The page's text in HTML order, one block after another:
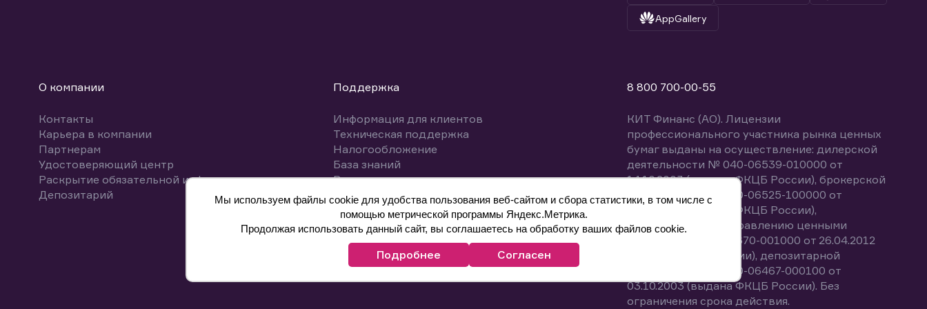
AppGallery
О компании
Контакты
Карьера в компании
Партнерам
Удостоверяющий центр
Раскрытие обязательной информации
Депозитарий
Поддержка
Информация для клиентов
Техническая поддержка
Налогообложение
База знаний
Вопросы и ответы
8 800 700-00-55
КИТ Финанс (АО). Лицензии
профессионального участника рынка ценных
бумаг выданы на осуществление: дилерской
деятельности № 040-06539-010000 от
14.10.2003 (выдана ФКЦБ России), брокерской
деятельности № 040-06525-100000 от
14.10.2003 (выдана ФКЦБ России),
деятельности по управлению ценными
бумагами № 040-13670-001000 от 26.04.2012
(выдана ФСФР России), депозитарной
деятельности № 040-06467-000100 от
03.10.2003 (выдана ФКЦБ России). Без
ограничения срока действия.
Мы используем файлы cookie для удобства пользования веб-сайтом и сбора статистики, в том числе с
помощью метрической программы Яндекс.Метрика.
Продолжая использовать данный сайт, вы соглашаетесь на обработку ваших файлов cookie.
Подробнее Согласен